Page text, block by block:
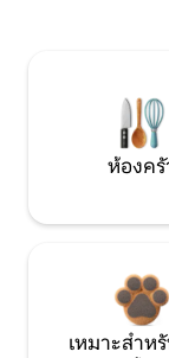
ห้องครั
เหมาะสำห